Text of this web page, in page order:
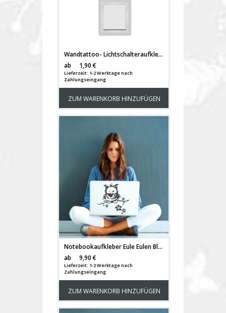
Wandtattoo- Lichtschalteraufkleber niedliches süßes Eulchen Eulenbursche M1517
ab
1,90 €
Lieferzeit: 1-2 Werktage nach
Zahlungseingang
ZUM WARENKORB HINZUFÜGEN
Notebookaufkleber Eule Eulen Blüten Eulchen M686
ab
9,90 €
Lieferzeit: 1-2 Werktage nach
Zahlungseingang
ZUM WARENKORB HINZUFÜGEN